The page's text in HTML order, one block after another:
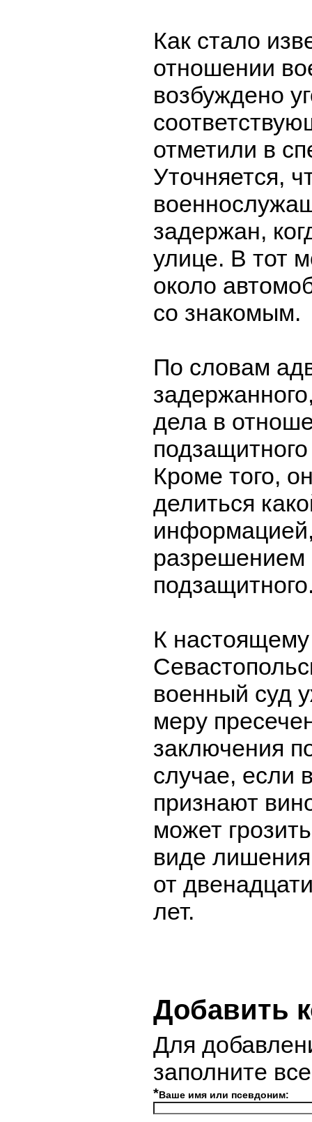
Как стало
отношении
возбуждено
отметили в
Уточняется,
задержан,
улице. В тот
около
со знакомым.
По словам
дела в
Кроме того,
делиться
разрешением
К
военный суд
меру
заключения
случае, если
признают
может
виде
от
лет.
Добавить
Для
заполните
*Ваше имя или псевдоним: